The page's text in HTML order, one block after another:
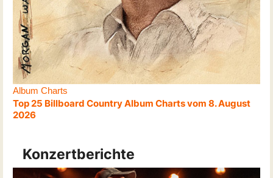
Album Charts
Top 25 Billboard Country Album Charts vom 8. August
2026
Konzertberichte